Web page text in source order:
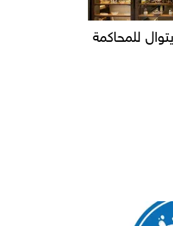
الصناعات
5.1 مليار دولار بنهاية